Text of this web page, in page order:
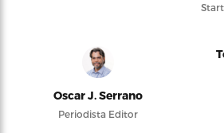
Oscar J. Serrano
Periodista Editor